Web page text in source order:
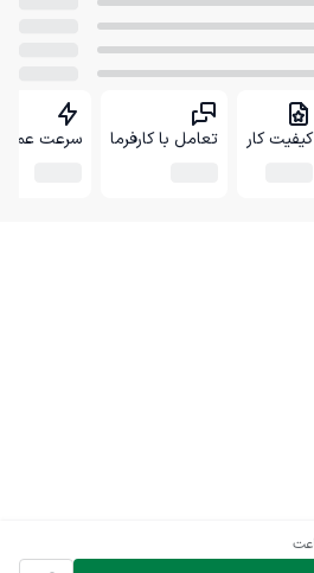
کیفیت کار تعامل با کارفرما سرعت عمل